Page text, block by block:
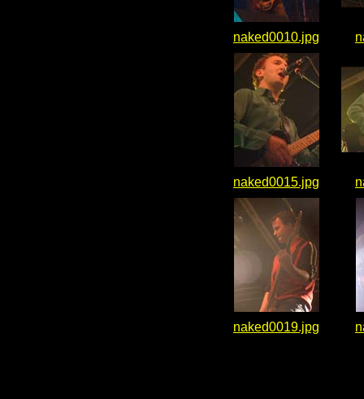
naked0010.jpg
naked0015.jpg
naked0019.jpg